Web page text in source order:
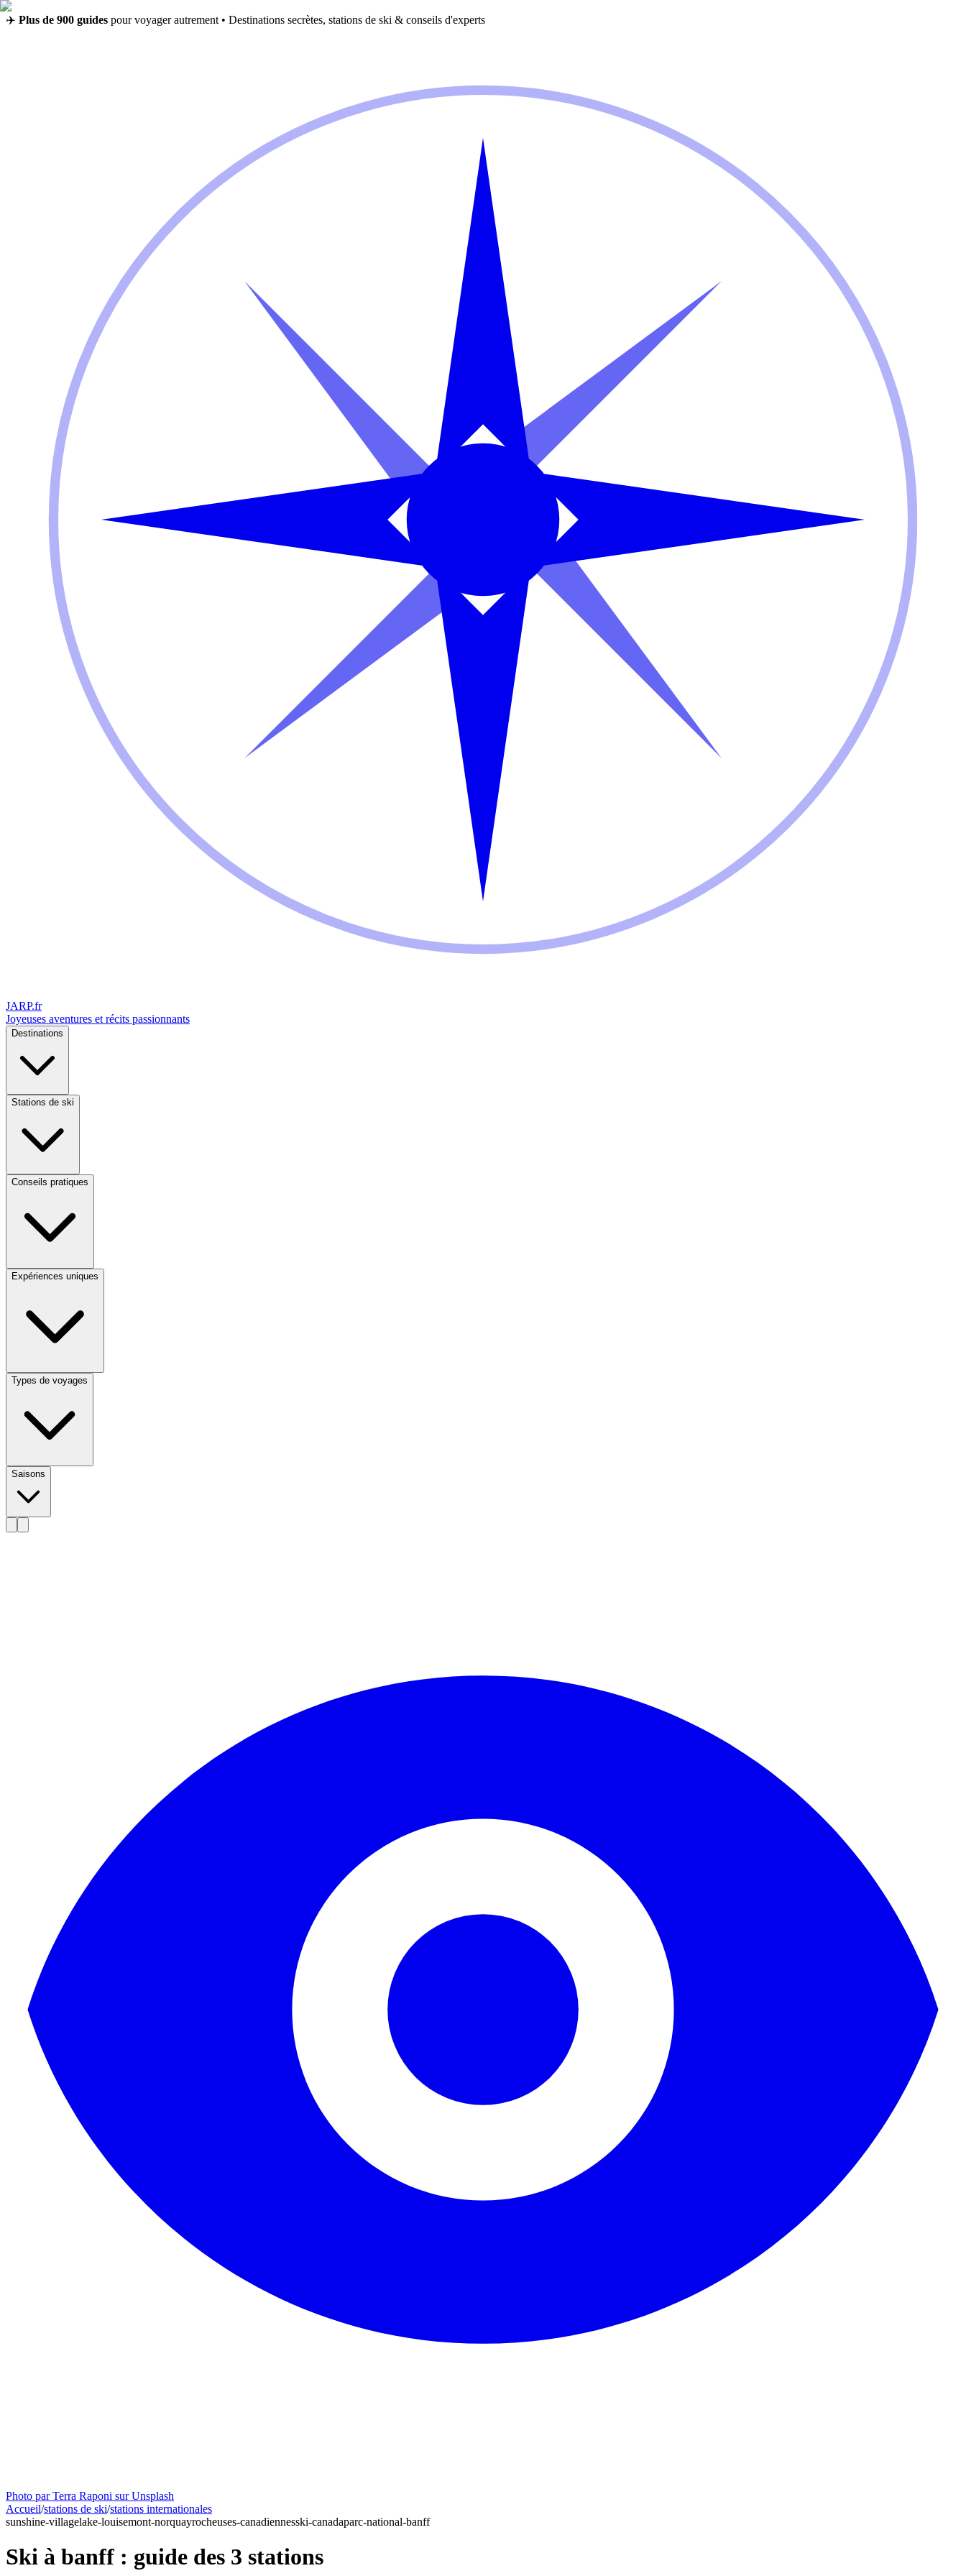
✈️ Plus de 900 guides pour voyager autrement • Destinations secrètes, stations de ski & conseils d'experts
JARP.fr
Joyeuses aventures et récits passionnants
Destinations
Stations de ski
Conseils pratiques
Expériences uniques
Types de voyages
Saisons
Photo par Terra Raponi sur Unsplash
Accueil/stations de ski/stations internationales
sunshine-villagelake-louisemont-norquayrocheuses-canadiennesski-canadaparc-national-banff
Ski à banff : guide des 3 stations